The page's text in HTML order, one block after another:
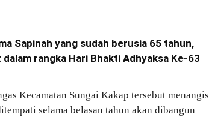
Sapinah yang sudah berusia 65 tahun,
rangka Hari Bhakti Adhyaksa Ke-63
Kecamatan Sungai Kakap tersebut menangis
selama belasan tahun akan dibangun